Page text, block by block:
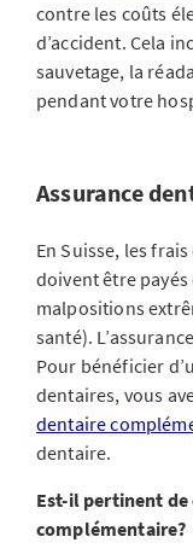
contre les coûts
d’accident. Cela
sauvetage, la
pendant votre
Assurance
En Suisse, les
doivent être
malpositions
santé).
Pour bénéficier
dentaires, vous
dentaire
dentaire.
Est-il pertinent de
complémentaire?